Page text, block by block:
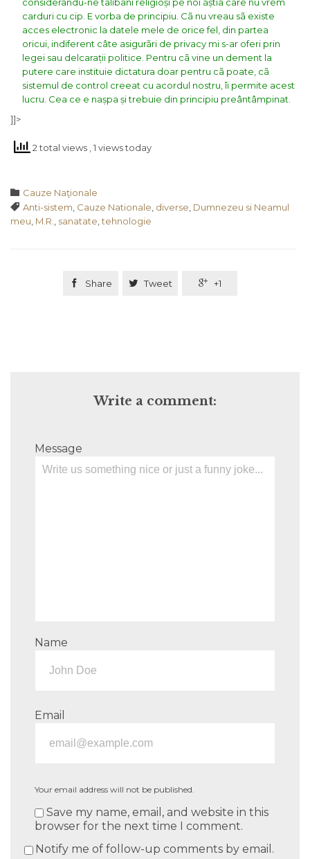
carduri cu cip. E vorba de principiu. Cã nu vreau sã existe
acces electronic la datele mele de orice fel, din partea
oricui, indiferent câte asigurãri de privacy mi s-ar oferi prin
legei sau delcarații politice. Pentru cã vine un dement la
putere care instituie dictatura doar pentru cã poate, cã
sistemul de control creeat cu acordul nostru, îi permite acest
lucru. Cea ce e nașpa și trebuie din principiu preântâmpinat.
]]>
2 total views , 1 views today
 Category
Cauze Naţionale
 Tags
Anti-sistem, Cauze Nationale, diverse, Dumnezeu si Neamul
meu, M.R., sanatate,tehnologie
 Share  Tweet  +1
Write a comment:
Message
Name
Email
Your email address will not be published.
Save my name, email, and website in this
browser for the next time I comment.
Notify me of follow-up comments by email.